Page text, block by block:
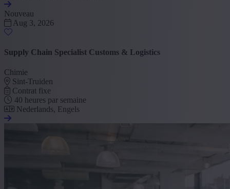
Nouveau
Aug 3, 2026
Supply Chain Specialist Customs & Logistics
Chimie
Sint-Truiden
Contrat fixe
40 heures par semaine
Nederlands, Engels